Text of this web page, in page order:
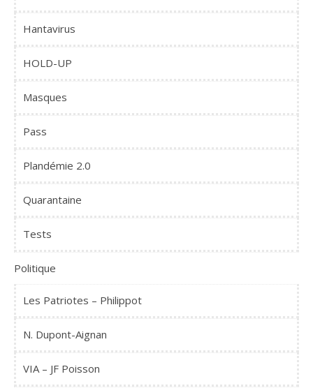
Hantavirus
HOLD-UP
Masques
Pass
Plandémie 2.0
Quarantaine
Tests
Politique
Les Patriotes – Philippot
N. Dupont-Aignan
VIA – JF Poisson